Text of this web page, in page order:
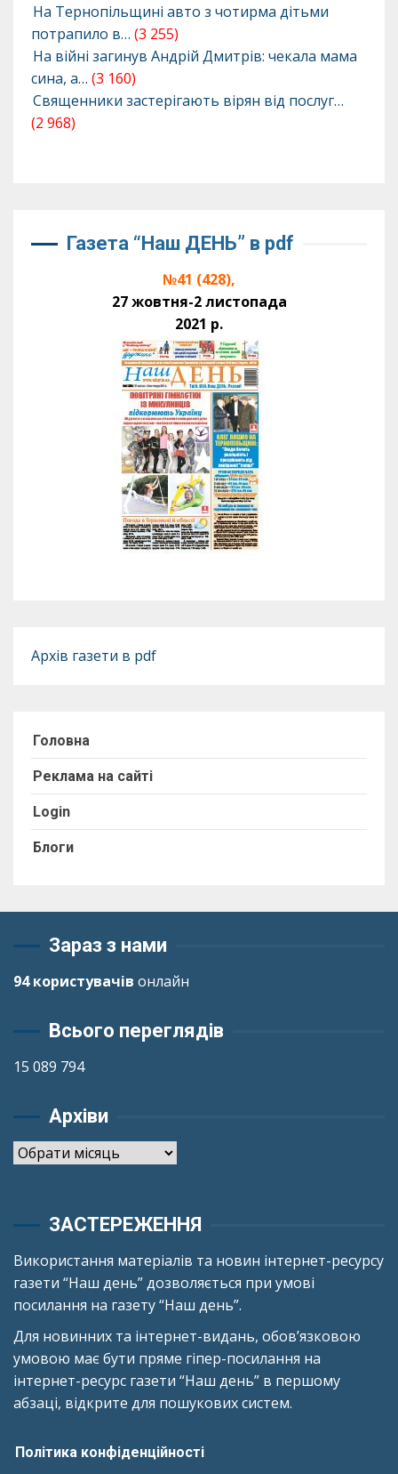
На Тернопільщині авто з чотирма дітьми
потрапило в… (3 255)
На війні загинув Андрій Дмитрів: чекала мама
сина, а… (3 160)
Священники застерігають вірян від послуг…
(2 968)
Газета “Наш ДЕНЬ” в pdf
№41 (428),
27 жовтня-2 листопада
2021 р.
Архів газети в pdf
Головна
Реклама на сайті
Login
Блоги
Зараз з нами
94 користувачів онлайн
Всього переглядів
15 089 794
Архіви
Архіви
ЗАСТЕРЕЖЕННЯ
Використання матеріалів та новин інтернет-ресурсу
газети “Наш день” дозволяється при умові
посилання на газету “Наш день”.
Для новинних та інтернет-видань, обов’язковою
умовою має бути пряме гіпер-посилання на
інтернет-ресурс газети “Наш день” в першому
абзаці, відкрите для пошукових систем.
Політика конфіденційності